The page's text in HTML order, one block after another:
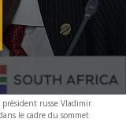
président russe Vladimir
le cadre du sommet